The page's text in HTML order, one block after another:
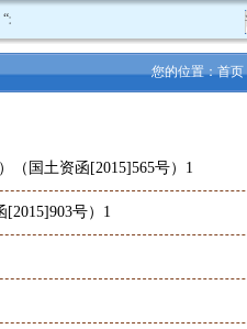
美自然守护者”推荐人选的公示 辽宁
您的位置：首页
（国土资函[2015]565号）1
号）1